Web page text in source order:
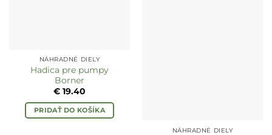
NÁHRADNÉ DIELY
Hadica pre pumpy
Borner
€ 19.40
PRIDAŤ DO KOŠÍKA
NÁHRADNÉ DIELY